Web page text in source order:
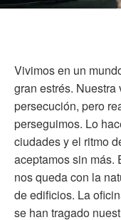
Vivimos en un
gran estrés.
persecución, pero
perseguimos. Lo
ciudades y el ritmo
aceptamos sin más.
nos queda con la
de edificios. La
se han tragado